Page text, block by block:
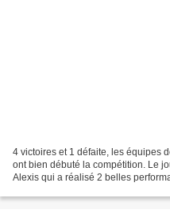
4 victoires et 1 défaite, les équipes
ont bien débuté la compétition. Le
Alexis qui a réalisé 2 belles